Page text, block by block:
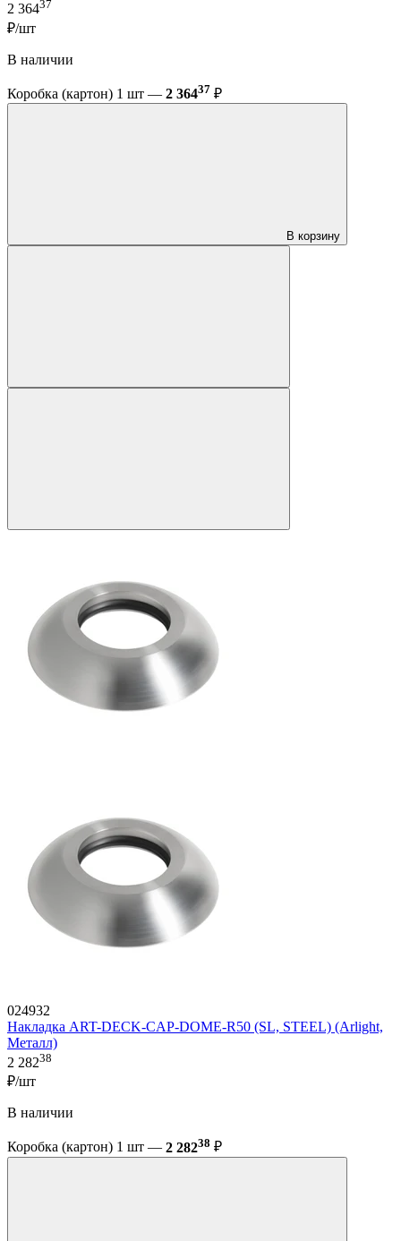
2 36437
₽/шт
В наличии
Коробка (картон) 1 шт — 2 36437 ₽
В корзину
024932
Накладка ART-DECK-CAP-DOME-R50 (SL, STEEL) (Arlight,
Металл)
2 28238
₽/шт
В наличии
Коробка (картон) 1 шт — 2 28238 ₽